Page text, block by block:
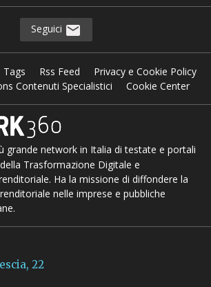
Seguici
Tags Rss Feed
Privacy e Cookie Policy
Contenuti Specialistici
Cookie Center
grande network in Italia di testate e portali
Trasformazione Digitale e
Ha la missione di diffondere la
nelle imprese e pubbliche
22